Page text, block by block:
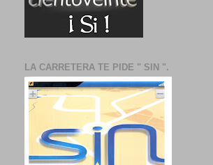
LA CARRETERA TE PIDE " SIN ".